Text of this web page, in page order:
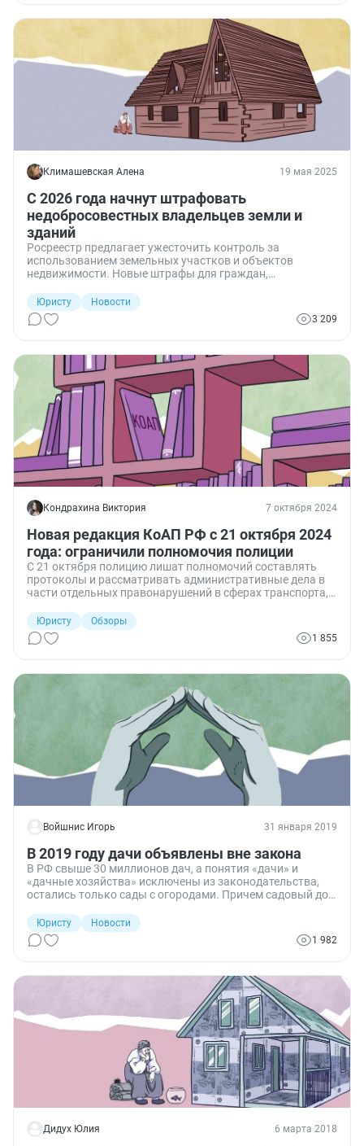
Климашевская Алена 19 мая 2025
С 2026 года начнут штрафовать
недобросовестных владельцев земли и
зданий
Росреестр предлагает ужесточить контроль за
использованием земельных участков и объектов
недвижимости. Новые штрафы для граждан,
марта 2026 года.
Юристу
Новости
3 209
Кондрахина Виктория 7 октября 2024
Новая редакция КоАП РФ с 21 октября 2024
года: ограничили полномочия полиции
С 21 октября полицию лишат полномочий составлять
протоколы и рассматривать административные дела в
части отдельных правонарушений в сферах транспорта,
окружающей среды и др. Какие ограничения для
полиции вводятся в октябре, и в чем они заключаются?
Давайте подробнее разберемся в грядущих изменениях.
Юристу
Обзоры
1 855
Войшнис Игорь 31 января 2019
В 2019 году дачи объявлены вне закона
В РФ свыше 30 миллионов дач, а понятия «дачи» и
«дачные хозяйства» исключены из законодательства,
остались только сады с огородами. Причем садовый дом
и для чего это будет происходить — расскажем в нашем
материале. Также узнаете о том, что землевладельцев
будут проверять чаще: каждому из них нужно готовиться
Юристу
Новости
1 982
Дидух Юлия 6 марта 2018